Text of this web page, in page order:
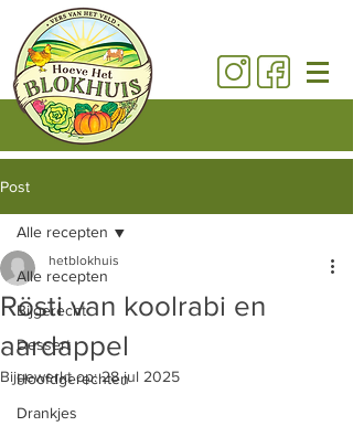
Post
Alle recepten
Bijgerecht
Dessert
Hoofdgerechten
Drankjes
Alle recepten
Rösti van koolrabi en
aardappel
hetblokhuis
Bijgewerkt op:28 jul 2025